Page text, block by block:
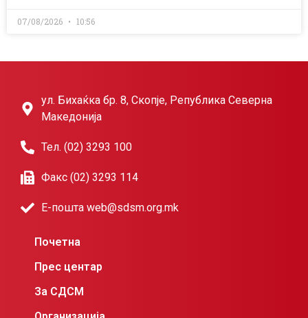
07/08/2026 10:56
ул. Бихаќка бр. 8, Скопје, Република Северна
Македонија
Тел. (02) 3293 100
Факс (02) 3293 114
Е-пошта web@sdsm.org.mk
Почетна
Прес центар
За СДСМ